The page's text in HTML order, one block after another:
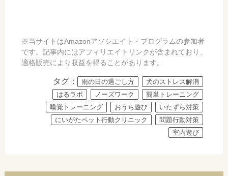
※当サイトはAmazonアソシエイト・プログラムの参加者
です。記事内にはアフィリエイトリンクが含まれており、
適格販売により収益を得ることがあります。
タグ： 雨の日の過ごし方
犬のストレス解消
はるラボ
ノーズワーク
簡単トレーニング
嗅覚トレーニング
おうち遊び
いたずら対策
にいがたペット行動クリニック
問題行動対策
室内遊び